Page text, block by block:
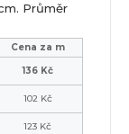
Průměr
Cena za m
136 Kč
102 Kč
123 Kč